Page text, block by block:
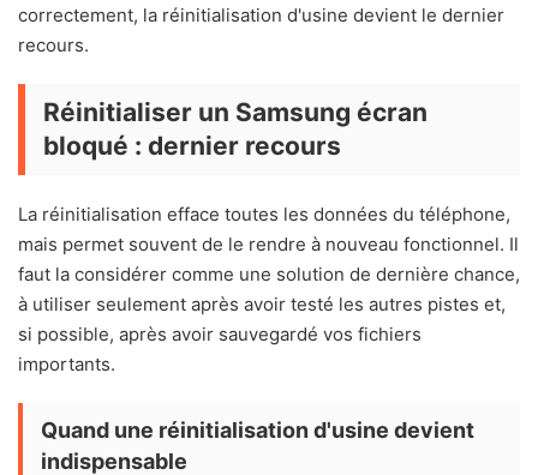
correctement, la réinitialisation d'usine devient le dernier
recours.
Réinitialiser un Samsung écran
bloqué : dernier recours
La réinitialisation efface toutes les données du téléphone,
mais permet souvent de le rendre à nouveau fonctionnel. Il
faut la considérer comme une solution de dernière chance,
à utiliser seulement après avoir testé les autres pistes et,
si possible, après avoir sauvegardé vos fichiers
importants.
Quand une réinitialisation d'usine devient
indispensable